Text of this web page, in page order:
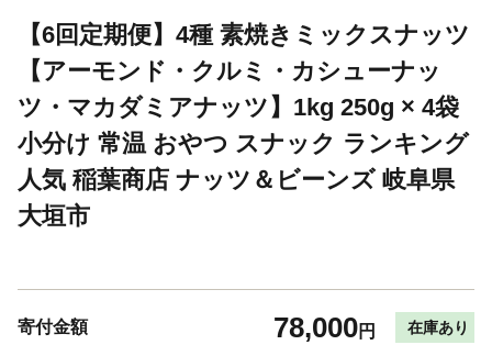
【6回定期便】4種 素焼きミックスナッツ
【アーモンド・クルミ・カシューナッ
ツ・マカダミアナッツ】1kg 250g × 4袋
小分け 常温 おやつ スナック ランキング
人気 稲葉商店 ナッツ＆ビーンズ 岐阜県
大垣市
寄付金額 78,000円 在庫あり